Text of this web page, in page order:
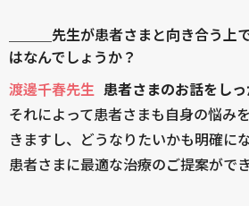
＿＿＿先生が患者さまと向き合う上
はなんでしょうか？
渡邊千春先生
患者さまのお話をし
それによって患者さまも自身の悩み
きますし、どうなりたいかも明確に
患者さまに最適な治療のご提案ができ